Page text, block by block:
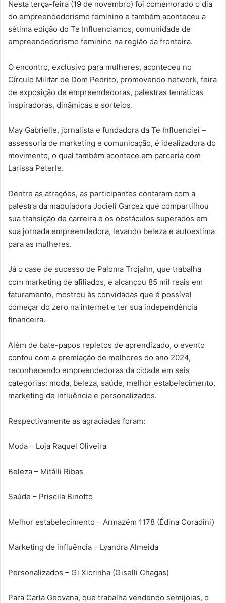
Nesta terça-feira (19 de novembro) foi comemorado o dia
do empreendedorismo feminino e também aconteceu a
sétima edição do Te Influenciamos, comunidade de
empreendedorismo feminino na região da fronteira.
O encontro, exclusivo para mulheres, aconteceu no
Círculo Militar de Dom Pedrito, promovendo network, feira
de exposição de empreendedoras, palestras temáticas
inspiradoras, dinâmicas e sorteios.
May Gabrielle, jornalista e fundadora da Te Influenciei –
assessoria de marketing e comunicação, é idealizadora do
movimento, o qual também acontece em parceria com
Larissa Peterle.
Dentre as atrações, as participantes contaram com a
palestra da maquiadora Jocieli Garcez que compartilhou
sua transição de carreira e os obstáculos superados em
sua jornada empreendedora, levando beleza e autoestima
para as mulheres.
Já o case de sucesso de Paloma Trojahn, que trabalha
com marketing de afiliados, e alcançou 85 mil reais em
faturamento, mostrou às convidadas que é possível
começar do zero na internet e ter sua independência
financeira.
Além de bate-papos repletos de aprendizado, o evento
contou com a premiação de melhores do ano 2024,
reconhecendo empreendedoras da cidade em seis
categorias: moda, beleza, saúde, melhor estabelecimento,
marketing de influência e personalizados.
Respectivamente as agraciadas foram:
Moda – Loja Raquel Oliveira
Beleza – Mitálli Ribas
Saúde – Priscila Binotto
Melhor estabelecimento – Armazém 1178 (Édina Coradini)
Marketing de influência – Lyandra Almeida
Personalizados – Gi Xicrinha (Giselli Chagas)
Para Carla Geovana, que trabalha vendendo semijoias, o